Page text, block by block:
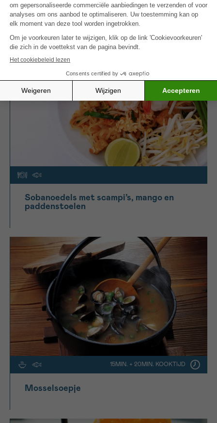
haring met zure-roomsaus.
Sobanoedels met scampi’s, mango en
paddenstoelen
15MIN. + 20MIN. KOOKTIJD
Mosselsoepje